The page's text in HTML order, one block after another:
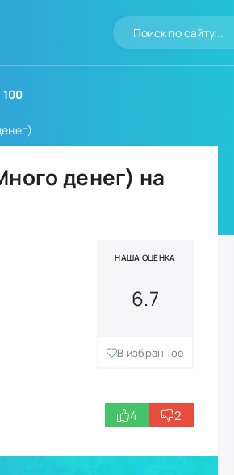
денег) на
НАША ОЦЕНКА
6.7
В избранное
4 2